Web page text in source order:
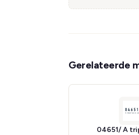
Gerelateerde
04651/ A